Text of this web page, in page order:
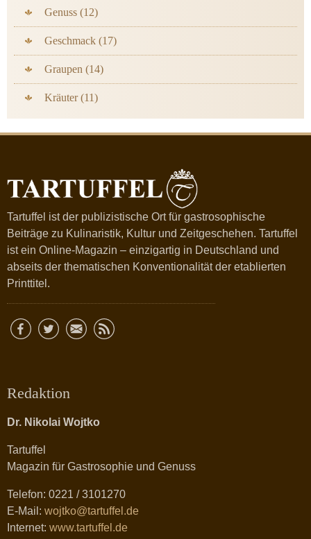
Genuss (12)
Geschmack (17)
Graupen (14)
Kräuter (11)
Tartuffel ist der publizistische Ort für gastrosophische
Beiträge zu Kulinaristik, Kultur und Zeitgeschehen. Tartuffel
ist ein Online-Magazin – einzigartig in Deutschland und
abseits der thematischen Konventionalität der etablierten
Printtitel.
Redaktion
Dr. Nikolai Wojtko
Tartuffel
Magazin für Gastrosophie und Genuss
Telefon: 0221 / 3101270
E-Mail: wojtko@tartuffel.de
Internet: www.tartuffel.de